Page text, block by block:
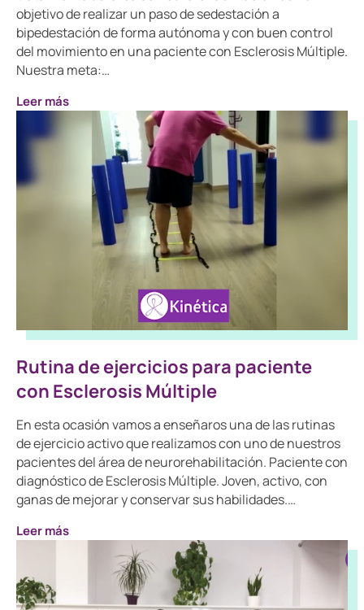
objetivo de realizar un paso de sedestación a
bipedestación de forma autónoma y con buen control
del movimiento en una paciente con Esclerosis Múltiple.
Nuestra meta:…
Leer más
Rutina de ejercicios para paciente
con Esclerosis Múltiple
En esta ocasión vamos a enseñaros una de las rutinas
de ejercicio activo que realizamos con uno de nuestros
pacientes del área de neurorehabilitación. Paciente con
diagnóstico de Esclerosis Múltiple. Joven, activo, con
ganas de mejorar y conservar sus habilidades.…
Leer más